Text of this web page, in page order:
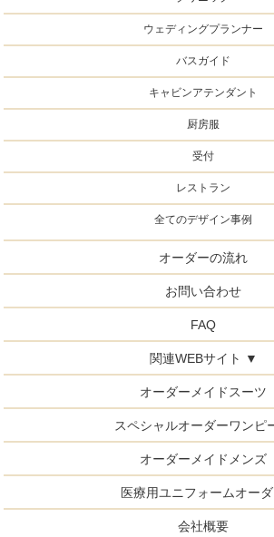
ウェディングプランナー
バスガイド
キャビンアテンダント
厨房服
受付
レストラン
全てのデザイン事例
オーダーの流れ
お問い合わせ
FAQ
関連WEBサイト ▼
オーダーメイドスーツ
スペシャルオーダーワンピ
オーダーメイドメンズ
医療用ユニフォームオー
会社概要